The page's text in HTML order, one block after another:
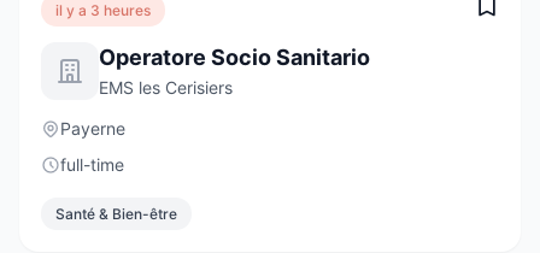
il y a 3 heures
Operatore Socio Sanitario
EMS les Cerisiers
Payerne
full-time
Santé & Bien-être